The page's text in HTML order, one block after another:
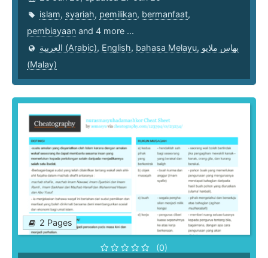
islam, syariah, pemilikan, bermanfaat,
pembiayaan and 4 more ...
العربية (Arabic), English, bahasa Melayu, بهاس ملايو‎
(Malay)
2 Pages
(0)